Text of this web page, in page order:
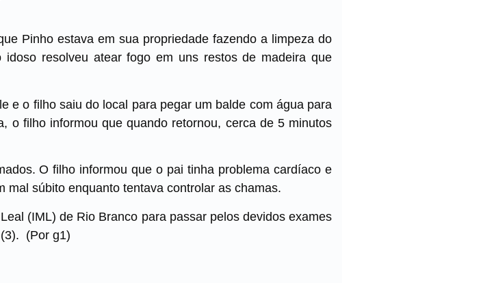
Pinho estava em sua propriedade fazendo a limpeza do
resolveu atear fogo em uns restos de madeira que
e o filho saiu do local para pegar um balde com água para
o filho informou que quando retornou, cerca de 5 minutos
O filho informou que o pai tinha problema cardíaco e
mal súbito enquanto tentava controlar as chamas.
(IML) de Rio Branco para passar pelos devidos exames
(Por g1)